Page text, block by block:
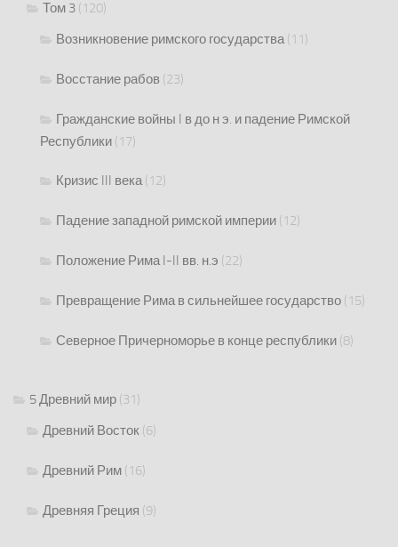
Том 3 (120)
Возникновение римского государства(11)
Восстание рабов (23)
Гражданские войны I в до н э. и падение Римской
Республики (17)
Кризис III века(12)
Падение западной римской империи (12)
Положение Рима I-II вв. н.э (22)
Превращение Рима в сильнейшее государство (15)
Северное Причерноморье в конце республики (8)
5 Древний мир (31)
Древний Восток (6)
Древний Рим (16)
Древняя Греция (9)